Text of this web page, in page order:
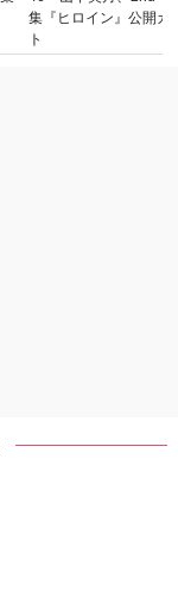
集『ヒロイン』公開カ
ト